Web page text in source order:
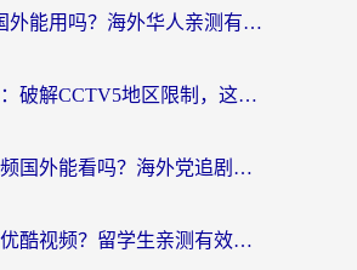
交管12123国外能用吗？海外华人亲测有效的回国加速器选择指南
海外党必看：破解CCTV5地区限制，这样看欧洲杯奥运直播才够爽！
优酷缓存视频国外能看吗？海外党追剧看片的终极解决方案来了
海外怎么看优酷视频？留学生亲测有效的回国加速器选择指南